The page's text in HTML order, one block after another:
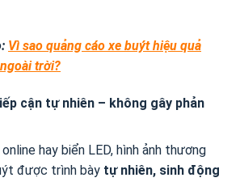
Vì sao quảng cáo xe buýt hiệu quả
trời?
cận tự nhiên – không gây phản
hay biển LED, hình ảnh thương
được trình bày tự nhiên, sinh động